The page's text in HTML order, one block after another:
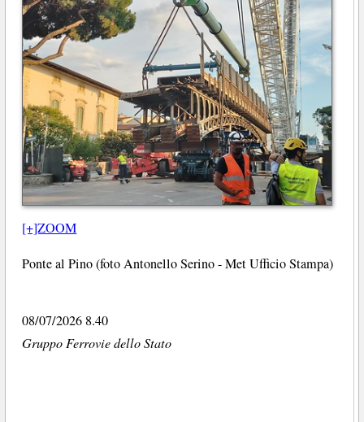
[+]ZOOM
Ponte al Pino (foto Antonello Serino - Met Ufficio Stampa)
08/07/2026 8.40
Gruppo Ferrovie dello Stato